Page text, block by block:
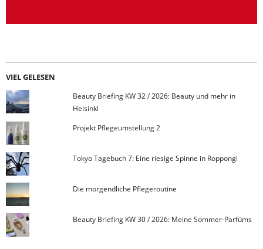
VIEL GELESEN
Beauty Briefing KW 32 / 2026: Beauty und mehr in
Helsinki
Projekt Pflegeumstellung 2
Tokyo Tagebuch 7: Eine riesige Spinne in Roppongi
Die morgendliche Pflegeroutine
Beauty Briefing KW 30 / 2026: Meine Sommer-Parfüms